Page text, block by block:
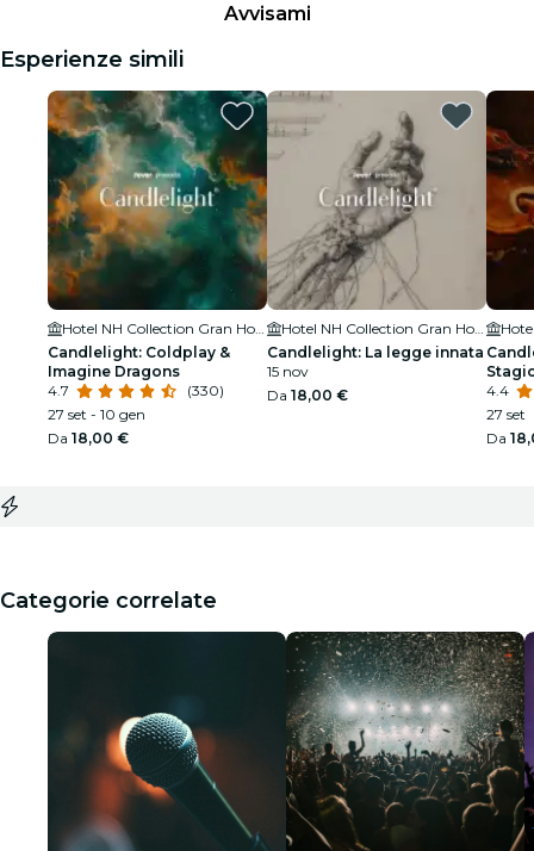
Avvisami
Esperienze simili
Hotel NH Collection Gran Hotel de Zaragoza
Candlelight: Coldplay &
Imagine Dragons
4.7
(330)
27 set - 10 gen
Da 18,00 €
Hotel NH Collection Gran Hotel de Zaragoza
Candlelight: La legge innata
15 nov
Da 18,00 €
4.4
27 set
Da
Categorie correlate